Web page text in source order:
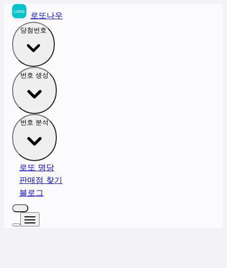
로또나우
당첨번호
번호 생성
번호 분석
로또 명당
판매점 찾기
블로그